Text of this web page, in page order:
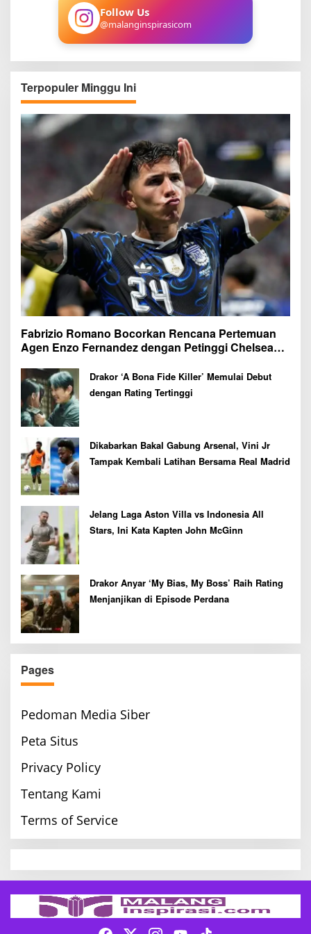
Follow Us
@malanginspirasicom
Terpopuler Minggu Ini
Fabrizio Romano Bocorkan Rencana Pertemuan
Agen Enzo Fernandez dengan Petinggi Chelsea
Drakor ‘A Bona Fide Killer’ Memulai Debut
dengan Rating Tertinggi
Dikabarkan Bakal Gabung Arsenal, Vini Jr
Tampak Kembali Latihan Bersama Real Madrid
Jelang Laga Aston Villa vs Indonesia All
Stars, Ini Kata Kapten John McGinn
Drakor Anyar ‘My Bias, My Boss’ Raih Rating
Menjanjikan di Episode Perdana
Pages
Pedoman Media Siber
Peta Situs
Privacy Policy
Tentang Kami
Terms of Service